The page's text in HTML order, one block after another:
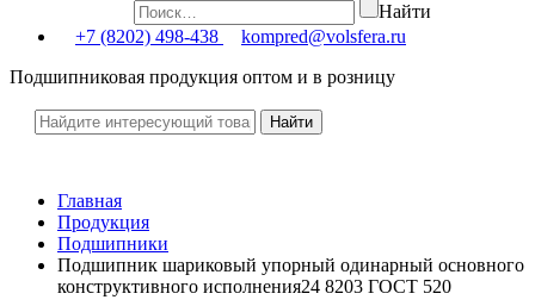
Найти
+7 (8202) 498-438
kompred@volsfera.ru
Подшипниковая продукция оптом и в розницу
Главная
Продукция
Подшипники
Подшипник шариковый упорный одинарный основного
конструктивного исполнения24 8203 ГОСТ 520